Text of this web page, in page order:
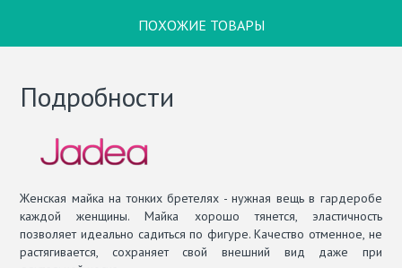
ПОХОЖИЕ ТОВАРЫ
Подробности
Женская майка на тонких бретелях - нужная вещь в гардеробе
каждой женщины. Майка хорошо тянется, эластичность
позволяет идеально садиться по фигуре. Качество отменное, не
растягивается, сохраняет свой внешний вид даже при